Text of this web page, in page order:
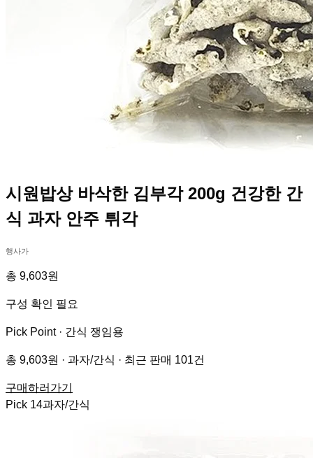
시원밥상 바삭한 김부각 200g 건강한 간
식 과자 안주 튀각
행사가
총 9,603원
구성 확인 필요
Pick Point · 간식 쟁임용
총 9,603원 · 과자/간식 · 최근 판매 101건
구매하러가기
Pick 14과자/간식